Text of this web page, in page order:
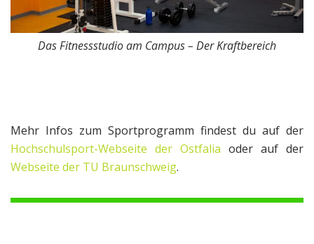
Das Fitnessstudio am Campus – Der Kraftbereich
Mehr Infos zum Sportprogramm findest du auf der
Hochschulsport-Webseite der Ostfalia oder auf der
Webseite der TU Braunschweig.